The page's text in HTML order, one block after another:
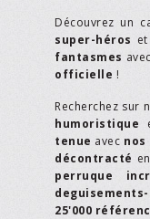
Découvrez un
super-héros et
fantasmes avec
officielle !
Recherchez sur
humoristique
tenue avec nos
décontracté
perruque
25'000